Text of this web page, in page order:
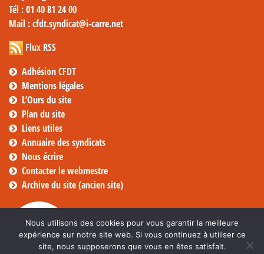
Tél : 01 40 81 24 00
Mail : cfdt.syndicat@i-carre.net
Flux RSS
Adhésion CFDT
Mentions légales
L’Ours du site
Plan du site
Liens utiles
Annuaire des syndicats
Nous écrire
Contacter le webmestre
Archive du site (ancien site)
Nous utilisons des cookies pour vous garantir la meilleure
expérience sur notre site web. Si vous continuez à utiliser ce
site, nous supposerons que vous en êtes satisfait.